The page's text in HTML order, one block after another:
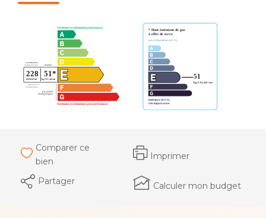
Comparer ce
bien
Imprimer
Partager Calculer mon budget